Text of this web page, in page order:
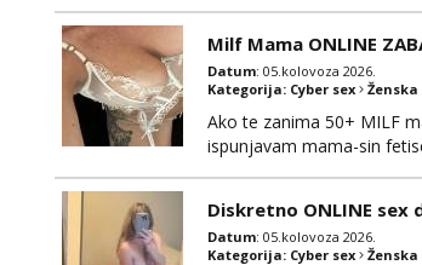
Milf Mama ONLINE
Datum: 05.kolovoza 2026.
Kategorija: Cyber sex
Ako te zanima 50+ MILF
ispunjavam mama-sin
Diskretno ONLINE sex
Datum: 05.kolovoza 2026.
Kategorija: Cyber sex